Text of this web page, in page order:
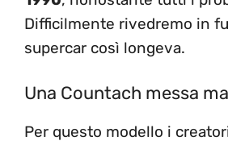
Difficilmente rivedremo in
supercar così longeva.
Una Countach messa
Per questo modello i